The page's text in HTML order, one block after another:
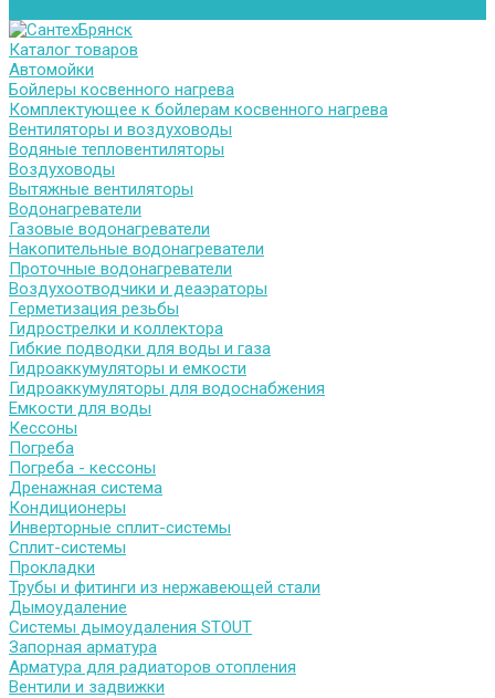
Каталог товаров
Автомойки
Бойлеры косвенного нагрева
Комплектующее к бойлерам косвенного нагрева
Вентиляторы и воздуховоды
Водяные тепловентиляторы
Воздуховоды
Вытяжные вентиляторы
Водонагреватели
Газовые водонагреватели
Накопительные водонагреватели
Проточные водонагреватели
Воздухоотводчики и деаэраторы
Герметизация резьбы
Гидрострелки и коллектора
Гибкие подводки для воды и газа
Гидроаккумуляторы и емкости
Гидроаккумуляторы для водоснабжения
Емкости для воды
Кессоны
Погреба
Погреба - кессоны
Дренажная система
Кондиционеры
Инверторные сплит-системы
Сплит-системы
Прокладки
Трубы и фитинги из нержавеющей стали
Дымоудаление
Системы дымоудаления STOUT
Запорная арматура
Арматура для радиаторов отопления
Вентили и задвижки